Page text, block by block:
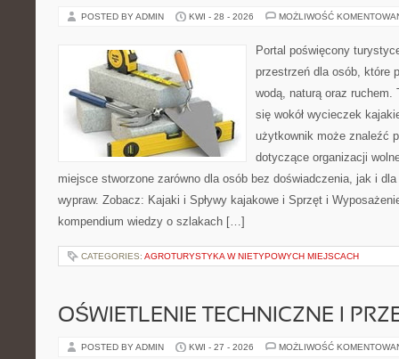
POSTED BY ADMIN KWI - 28 - 2026 MOŻLIWOŚĆ
Portal poświęcony
przestrzeń dla osób, które
wodą, naturą oraz ruchem.
się wokół wycieczek
użytkownik może znaleźć
dotyczące organizacji
miejsce stworzone zarówno dla osób bez doświadczenia, jak i dla
wypraw. Zobacz: Kajaki i Spływy kajakowe i Sprzęt i
kompendium wiedzy o szlakach […]
CATEGORIES: AGROTURYSTYKA W NIETYPOWYCH MIEJSCACH
OŚWIETLENIE TECHNICZNE I
POSTED BY ADMIN KWI - 27 - 2026 MOŻLIWOŚĆ